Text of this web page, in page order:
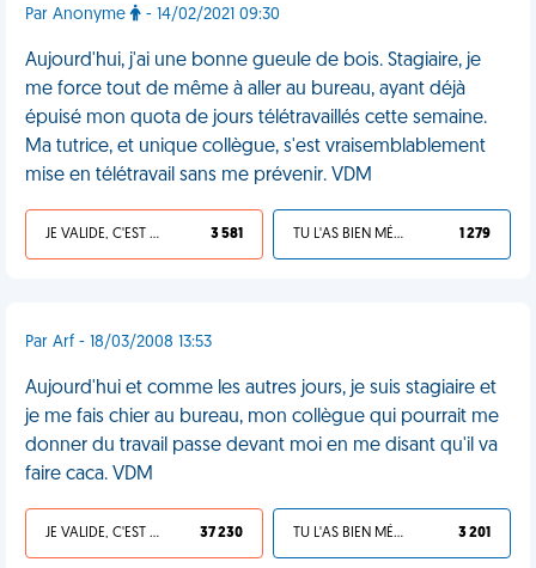
Par Anonyme - 14/02/2021 09:30
Aujourd'hui, j'ai une bonne gueule de bois. Stagiaire, je
me force tout de même à aller au bureau, ayant déjà
épuisé mon quota de jours télétravaillés cette semaine.
Ma tutrice, et unique collègue, s'est vraisemblablement
mise en télétravail sans me prévenir. VDM
JE VALIDE, C'EST UNE VDM 3 581 TU L'AS BIEN MÉRITÉ 1 279
Par Arf - 18/03/2008 13:53
Aujourd'hui et comme les autres jours, je suis stagiaire et
je me fais chier au bureau, mon collègue qui pourrait me
donner du travail passe devant moi en me disant qu'il va
faire caca. VDM
JE VALIDE, C'EST UNE VDM 37 230 TU L'AS BIEN MÉRITÉ 3 201